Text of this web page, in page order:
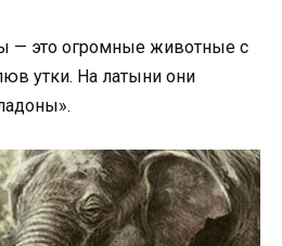
— это огромные животные с
утки. На латыни они